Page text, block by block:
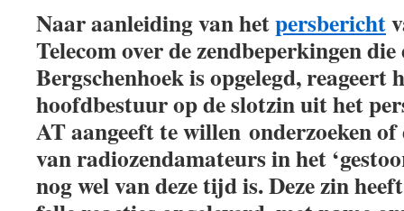
Naar aanleiding van hetpersbericht
Telecom over de zendbeperkingen
Bergschenhoek is opgelegd, reageert
hoofdbestuur op de slotzin uit het
AT aangeeft te willen onderzoeken
van radiozendamateurs in het
nog wel van deze tijd is. Deze zin